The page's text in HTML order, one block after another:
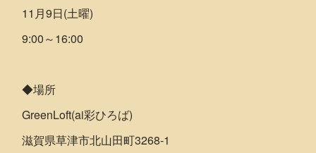
11月9日(土曜)
9:00～16:00
◆場所
GreenLoft(ai彩ひろば)
滋賀県草津市北山田町3268-1